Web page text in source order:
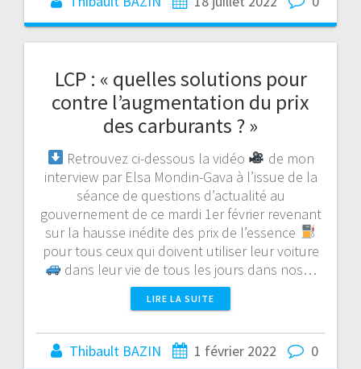
LCP : « quelles solutions pour
contre l’augmentation du prix
des carburants ? »
Retrouvez ci-dessous la vidéo
de mon
interview par Elsa Mondin-Gava à l’issue de la
séance de questions d’actualité au
gouvernement de ce mardi 1er février revenant
sur la hausse inédite des prix de l’essence
pour tous ceux qui doivent utiliser leur voiture
dans leur vie de tous les jours dans nos…
LIRE LA SUITE
Thibault BAZIN 1 février 2022 0